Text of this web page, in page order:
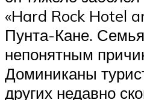
«Hard Rock Hotel
Пунта-Кане.
непонятным
Доминиканы
других недавно